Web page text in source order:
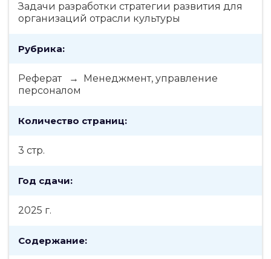
Задачи разработки стратегии развития для
организаций отрасли культуры
Рубрика:
Реферат → Менеджмент, управление
персоналом
Количество страниц:
3 стр.
Год сдачи:
2025 г.
Содержание: